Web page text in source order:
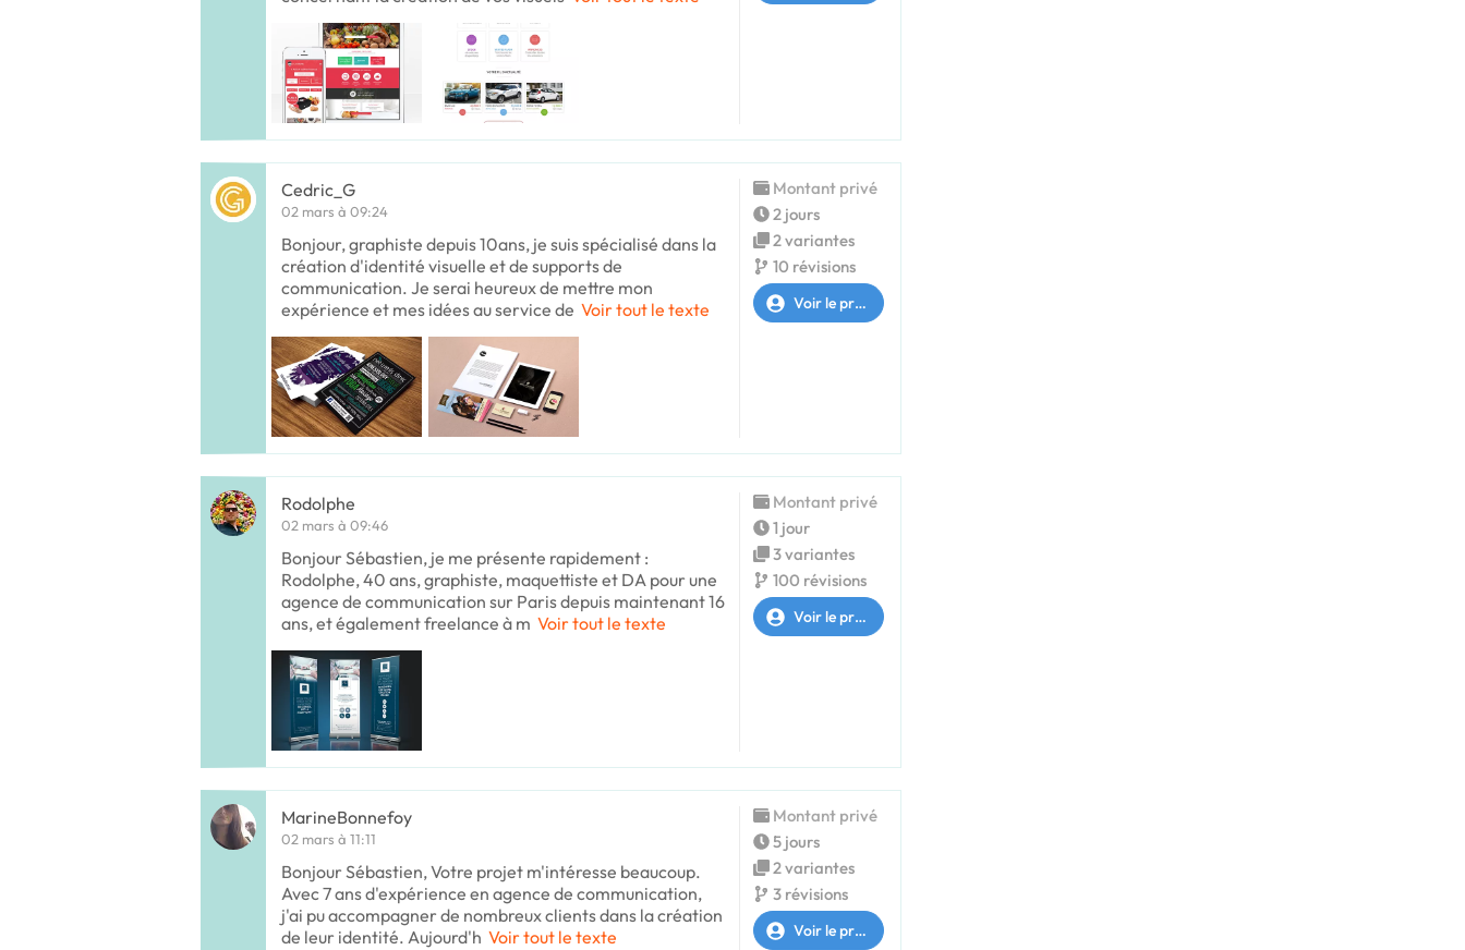
Cedric_G
02 mars à 09:24
Bonjour, graphiste depuis 10ans, je suis spécialisé dans la
création d'identité visuelle et de supports de
communication. Je serai heureux de mettre mon
expérience et mes idées au service de Voir tout le texte
Montant privé
2 jours
2 variantes
10 révisions
Voir le profil
Rodolphe
02 mars à 09:46
Bonjour Sébastien, je me présente rapidement :
Rodolphe, 40 ans, graphiste, maquettiste et DA pour une
agence de communication sur Paris depuis maintenant 16
ans, et également freelance à m Voir tout le texte
Montant privé
1 jour
3 variantes
100 révisions
Voir le profil
MarineBonnefoy
02 mars à 11:11
Bonjour Sébastien, Votre projet m'intéresse beaucoup.
Avec 7 ans d'expérience en agence de communication,
j'ai pu accompagner de nombreux clients dans la création
de leur identité. Aujourd'h Voir tout le texte
Montant privé
5 jours
2 variantes
3 révisions
Voir le profil